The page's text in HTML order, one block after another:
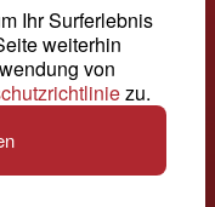
Ihr Surferlebnis
weiterhin
von
zu.
Deutsch (Schweiz)